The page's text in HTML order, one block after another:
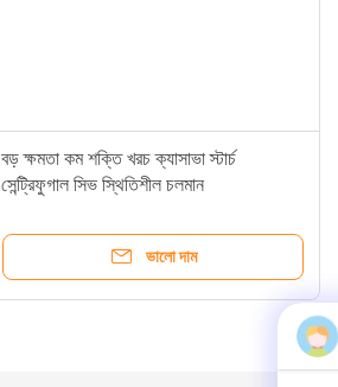
বড় ক্ষমতা কম শক্তি খরচ ক্যাসাভা স্টার্চ
সেন্ট্রিফুগাল সিভ স্থিতিশীল চলমান
ভালো দাম